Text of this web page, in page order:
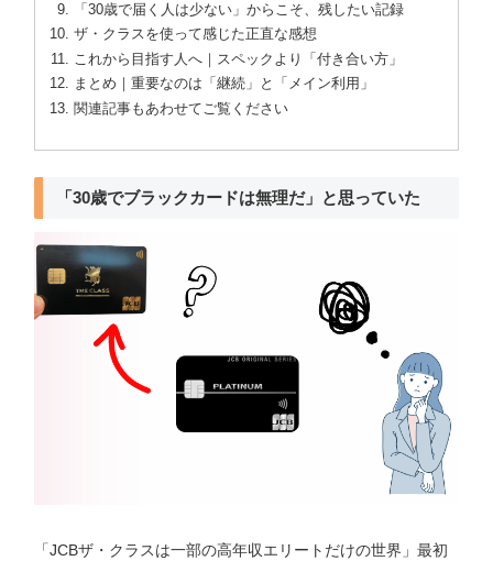
「30歳で届く人は少ない」からこそ、残したい記録
ザ・クラスを使って感じた正直な感想
これから目指す人へ｜スペックより「付き合い方」
まとめ｜重要なのは「継続」と「メイン利用」
関連記事もあわせてご覧ください
「30歳でブラックカードは無理だ」と思っていた
「JCBザ・クラスは一部の高年収エリートだけの世界」最初